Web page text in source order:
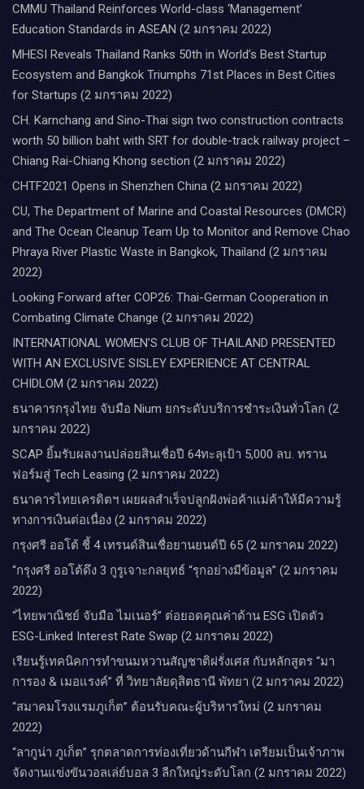
CMMU Thailand Reinforces World-class ‘Management’
Education Standards in ASEAN (2 มกราคม 2022)
MHESI Reveals Thailand Ranks 50th in World’s Best Startup
Ecosystem and Bangkok Triumphs 71st Places in Best Cities
for Startups (2 มกราคม 2022)
CH. Karnchang and Sino-Thai sign two construction contracts
worth 50 billion baht with SRT for double-track railway project –
Chiang Rai-Chiang Khong section (2 มกราคม 2022)
CHTF2021 Opens in Shenzhen China (2 มกราคม 2022)
CU, The Department of Marine and Coastal Resources (DMCR)
and The Ocean Cleanup Team Up to Monitor and Remove Chao
Phraya River Plastic Waste in Bangkok, Thailand (2 มกราคม
2022)
Looking Forward after COP26: Thai-German Cooperation in
Combating Climate Change (2 มกราคม 2022)
INTERNATIONAL WOMEN’S CLUB OF THAILAND PRESENTED
WITH AN EXCLUSIVE SISLEY EXPERIENCE AT CENTRAL
CHIDLOM (2 มกราคม 2022)
ธนาคารกรุงไทย จับมือ Nium ยกระดับบริการชำระเงินทั่วโลก (2
มกราคม 2022)
SCAP ยิ้มรับผลงานปล่อยสินเชื่อปี 64ทะลุเป้า 5,000 ลบ. ทราน
ฟอร์มสู่ Tech Leasing (2 มกราคม 2022)
ธนาคารไทยเครดิตฯ เผยผลสำเร็จปลูกฝังพ่อค้าแม่ค้าให้มีความรู้
ทางการเงินต่อเนื่อง (2 มกราคม 2022)
กรุงศรี ออโต้ ชี้ 4 เทรนด์สินเชื่อยานยนต์ปี 65 (2 มกราคม 2022)
“กรุงศรี ออโต้ดึง 3 กูรูเจาะกลยุทธ์ “รุกอย่างมีข้อมูล” (2 มกราคม
2022)
“ไทยพาณิชย์ จับมือ ไมเนอร์” ต่อยอดคุณค่าด้าน ESG เปิดตัว
ESG-Linked Interest Rate Swap (2 มกราคม 2022)
เรียนรู้เทคนิคการทำขนมหวานสัญชาติฝรั่งเศส กับหลักสูตร “มา
การอง & เมอแรงค์” ที่ วิทยาลัยดุสิตธานี พัทยา (2 มกราคม 2022)
“สมาคมโรงแรมภูเก็ต” ต้อนรับคณะผู้บริหารใหม่ (2 มกราคม
2022)
“ลากูน่า ภูเก็ต” รุกตลาดการท่องเที่ยวด้านกีฬา เตรียมเป็นเจ้าภาพ
จัดงานแข่งขันวอลเล่ย์บอล 3 ลีกใหญ่ระดับโลก (2 มกราคม 2022)